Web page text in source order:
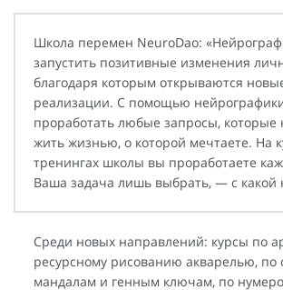
Школа перемен NeuroDao:
запустить позитивные изменения
благодаря которым открываются
реализации. С помощью
проработать любые запросы, которые
жить жизнью, о которой мечтаете. На
тренингах школы вы проработаете
Ваша задача лишь выбрать, — с какой
Среди новых направлений: курсы по
ресурсному рисованию акварелью, по
мандалам и генным ключам, по